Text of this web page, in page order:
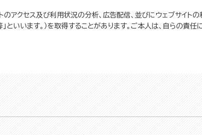
のアクセス及び利用状況の分析、広告配信、並びにウェブサイ
といいます。）を取得することがあります。ご本人は、自らの